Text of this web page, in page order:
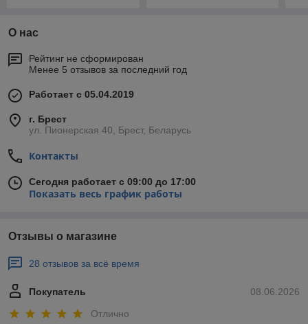
О нас
Рейтинг не сформирован
Менее 5 отзывов за последний год
Работает с 05.04.2019
г. Брест
ул. Пионерская 40, Брест, Беларусь
Контакты
Сегодня работает с 09:00 до 17:00
Показать весь график работы
Отзывы о магазине
28 отзывов за всё время
08.06.2026
Покупатель
Отлично